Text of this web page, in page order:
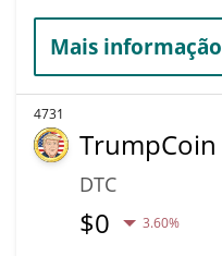
Mais informação
4731
TrumpCoin
DTC
$0 3.60%